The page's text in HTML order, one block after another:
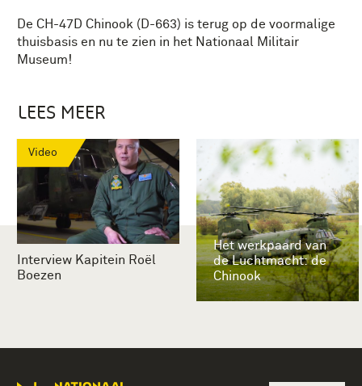
De CH-47D Chinook (D-663) is terug op de voormalige
thuisbasis en nu te zien in het Nationaal Militair
Museum!
LEES MEER
Video
Interview Kapitein Roël
Boezen
Het werkpaard van
de Luchtmacht: de
Chinook